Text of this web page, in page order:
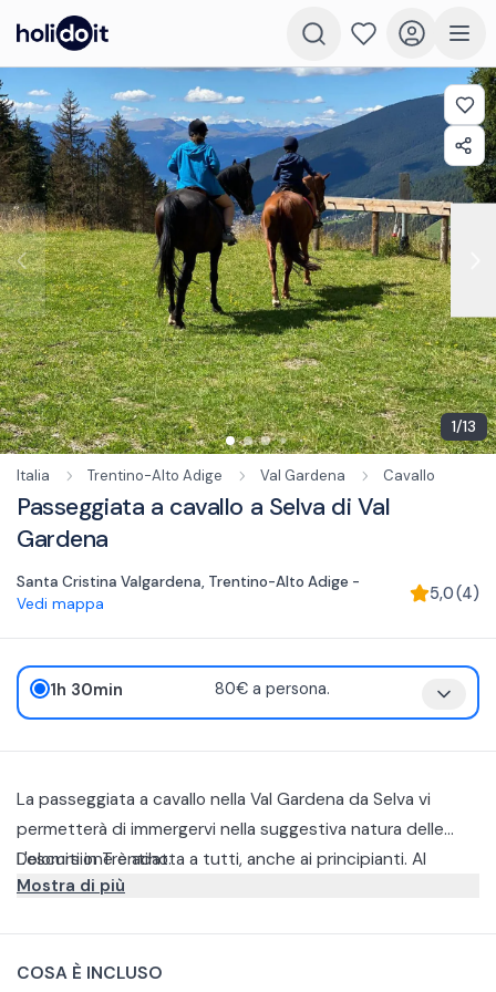
1/13
Italia Trentino-Alto Adige Val Gardena Cavallo
Passeggiata a cavallo a Selva di Val
Gardena
Santa Cristina Valgardena, Trentino-Alto Adige -
Vedi mappa
5,0(4)
1h 30min 80€ a persona.
La passeggiata a cavallo nella Val Gardena da Selva vi
permetterà di immergervi nella suggestiva natura delle
Dolomiti in Trentino.
L'escursione è adatta a tutti, anche ai principianti. Al
vostro arrivo si farà una breve lezione di equitazione nel
coppa del mondo per poi rientrare al maneggio.
Per partecipare alle passeggiate è necessario indossare un
Mostra di più
COSA È INCLUSO